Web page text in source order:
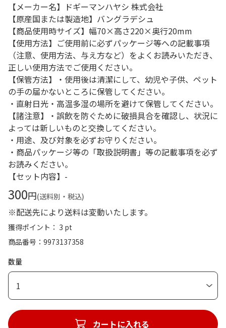
【メーカー名】ドギーマンハヤシ 株式会社
【原産国または製造地】バングラデシュ
【商品使用時サイズ】幅70×高さ220×奥行20mm
【使用方法】ご使用前に必ずパッケージ等への記載事項
（注意、使用方法、与え方など）をよくお読みいただき、
正しい使用方法でご使用ください。
【保管方法】・使用後は清潔にして、幼児や子供、ペット
の手の届かないところに保管してください。
・直射日光・高温多湿の場所を避けて保管してください。
【諸注意】・誤飲を防ぐために破損具合を確認し、状況に
よっては新しいものと交換してください。
・用途、及び対象を必ずお守りください。
・商品パッケージ等の「取扱説明書」等の記載事項を必ず
お読みください。
【セット内容】-
300円(送料別・税込)
※配送先により送料は変動いたします。
獲得ポイント： 3 pt
商品番号
9973137358
数量
1
カートに入れる